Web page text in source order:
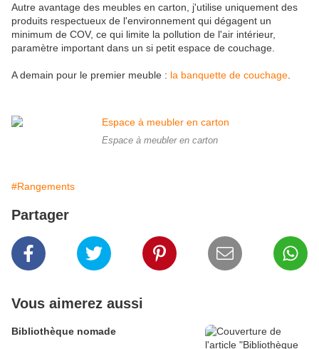
Autre avantage des meubles en carton, j'utilise uniquement des
produits respectueux de l'environnement qui dégagent un
minimum de COV, ce qui limite la pollution de l'air intérieur,
paramètre important dans un si petit espace de couchage.
A demain pour le premier meuble : la banquette de couchage
Espace à meubler en carton
#Rangements
Partager
Vous aimerez aussi
Bibliothèque nomade